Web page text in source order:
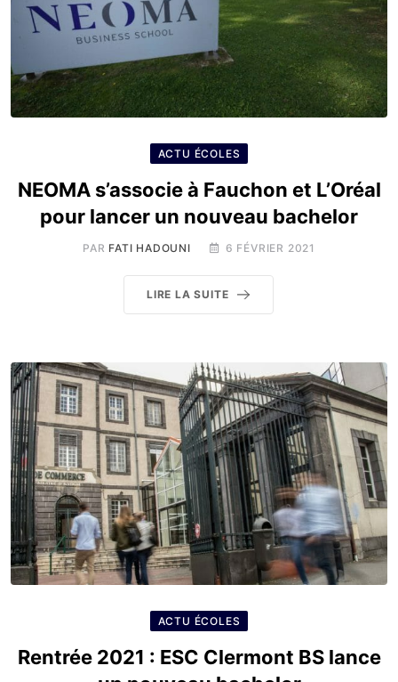
ACTU ÉCOLES
NEOMA s’associe à Fauchon et L’Oréal
pour lancer un nouveau bachelor
PAR FATI HADOUNI 6 FÉVRIER 2021
LIRE LA SUITE
ACTU ÉCOLES
Rentrée 2021 : ESC Clermont BS lance